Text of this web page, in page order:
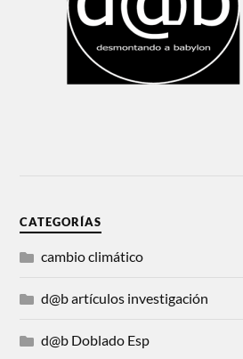
CATEGORÍAS
cambio climático
d@b artículos investigación
d@b Doblado Esp